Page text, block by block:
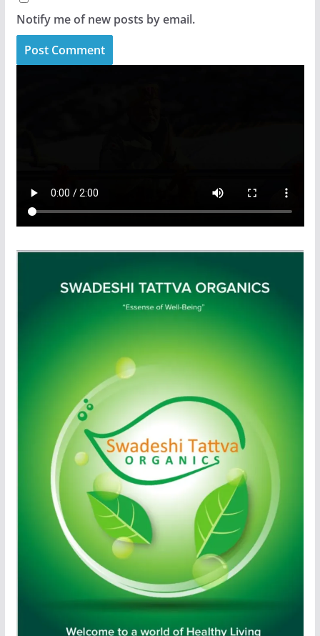
Notify me of new posts by email.